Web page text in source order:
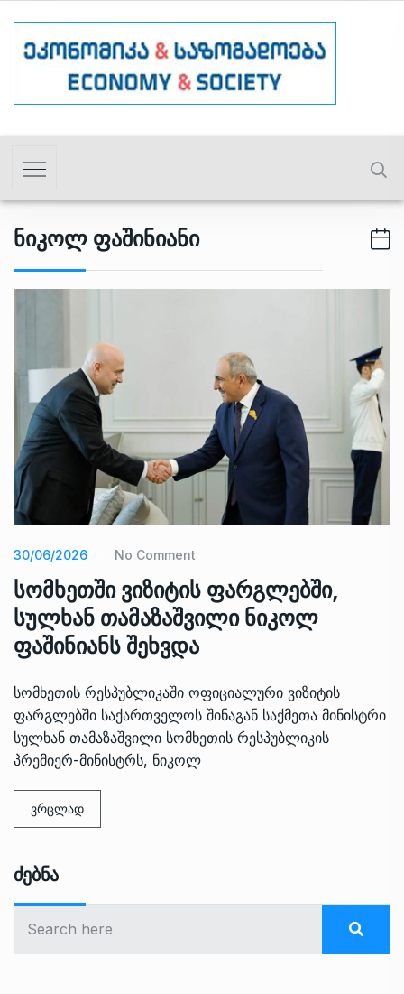
Ნიკოლ Ფაშინიანი
30/06/2026 No Comment
სომხეთში ვიზიტის ფარგლებში,
სულხან თამაზაშვილი ნიკოლ
ფაშინიანს შეხვდა
სომხეთის რესპუბლიკაში ოფიციალური ვიზიტის
ფარგლებში საქართველოს შინაგან საქმეთა მინისტრი
სულხან თამაზაშვილი სომხეთის რესპუბლიკის
პრემიერ-მინისტრს, ნიკოლ
ვრცლად
Ძებნა